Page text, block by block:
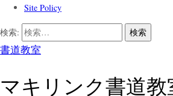
Site Policy
検索:
書道教室
マキリンク書道